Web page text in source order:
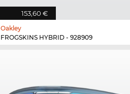
153,60 €
Oakley
FROGSKINS HYBRID - 928909